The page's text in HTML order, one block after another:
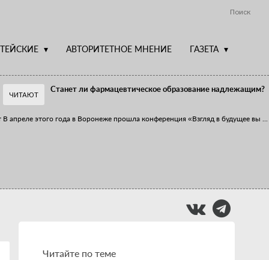
Поиск
АВТОРИТЕТНОЕ МНЕНИЕ ГАЗЕТА
ЧИТАЮТ
Станет ли фармацевтическое образование надлежащим?
В апреле этого года в Воронеже прошла конференция «Взгляд в будущее вы
Читайте по теме